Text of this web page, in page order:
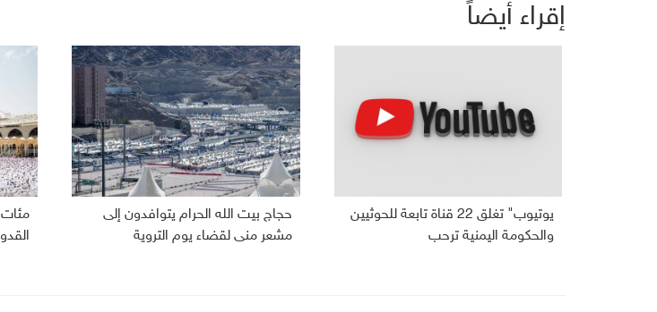
إقراء أيضاً
يوتيوب" تغلق 22 قناة تابعة للحوثيين
والحكومة اليمنية ترحب
حجاج بيت الله الحرام يتوافدون إلى
مشعر منى لقضاء يوم التروية